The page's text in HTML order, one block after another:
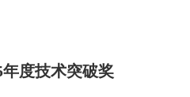
度技术突破奖